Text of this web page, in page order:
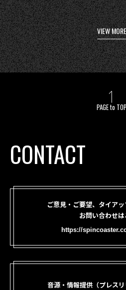
VIEW MORE
PAGE to TOP
CONTACT
ご意見・ご要望、タイア
お問い合わせは
https://
音源・情報提供（プレス